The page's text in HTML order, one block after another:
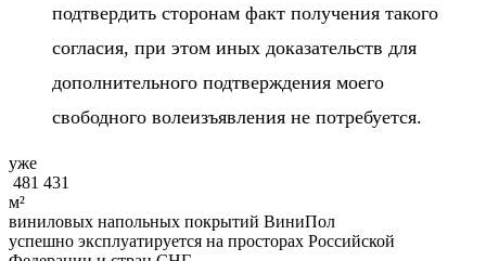
подтвердить сторонам факт получения такого
согласия, при этом иных доказательств для
дополнительного подтверждения моего
свободного волеизъявления не потребуется.
уже
481 431
м²
виниловых напольных покрытий ВиниПол
успешно эксплуатируется на просторах Российской